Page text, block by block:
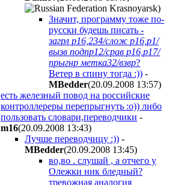
)
Значит, программу тоже по-
русски будешь писать -
загрл р16,234/слож р16,р1/
вызв подпр12/срав р16,р17/
прыгнр метка32/взвр?
Ветер в спину тогда :)) -
MBedder(20.09.2008 13:57)
есть железный повод на российские
контроллереры перепрыгнуть :о)) либо
пользовать словари,переводчики -
m16(20.09.2008 13:43)
Лучше переводчицу :)) -
MBedder(20.09.2008 13:45)
во,во . слушай , а отчего у
Олежки ник бледный?
тревожная аналогия